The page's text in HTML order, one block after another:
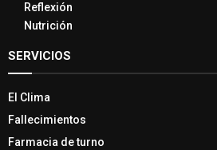
Reflexión
Nutrición
SERVICIOS
El Clima
Fallecimientos
Farmacia de turno